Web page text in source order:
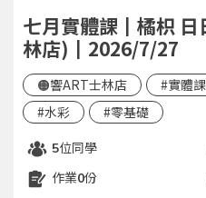
七月實體課┃橘枳 日
林店)┃2026/7/27
🟠響ART士林店 #實體
#水彩
#零基礎
5位同學
作業0份